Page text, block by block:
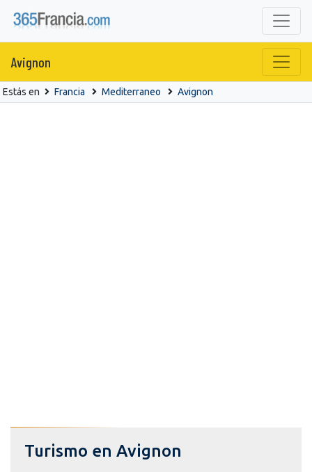
Avignon
Estás en Francia Mediterraneo Avignon
Turismo en Avignon